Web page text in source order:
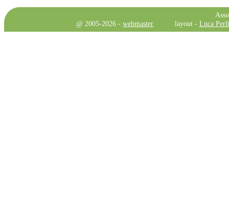
@ 2005-2026 -webmaster layout - Luca